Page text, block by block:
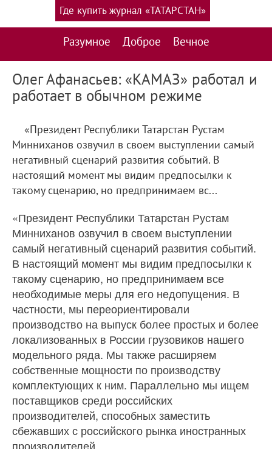
Разумное Доброе Вечное
Где купить журнал «ТАТАРСТАН»
Олег Афанасьев: «КАМАЗ» работал и
работает в обычном режиме
«Президент Республики Татарстан Рустам
Минниханов озвучил в своем выступлении самый
негативный сценарий развития событий. В
настоящий момент мы видим предпосылки к
такому сценарию, но предпринимаем вс...
«Президент Республики Татарстан Рустам
Минниханов озвучил в своем выступлении
самый негативный сценарий развития событий.
В настоящий момент мы видим предпосылки к
такому сценарию, но предпринимаем все
необходимые меры для его недопущения. В
частности, мы переориентировали
производство на выпуск более простых и более
локализованных в России грузовиков нашего
модельного ряда. Мы также расширяем
собственные мощности по производству
комплектующих к ним. Параллельно мы ищем
поставщиков среди российских
производителей, способных заместить
сбежавших с российского рынка иностранных
производителей.